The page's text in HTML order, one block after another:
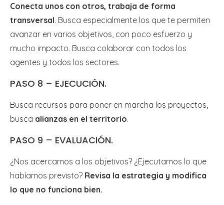
Conecta unos con otros, trabaja de forma
transversal. Busca especialmente los que te permiten
avanzar en varios objetivos, con poco esfuerzo y
mucho impacto. Busca colaborar con todos los
agentes y todos los sectores.
PASO 8 – EJECUCIÓN.
Busca recursos para poner en marcha los proyectos,
busca alianzas en el territorio.
PASO 9 – EVALUACIÓN.
¿Nos acercamos a los objetivos? ¿Ejecutamos lo que
habíamos previsto? Revisa la estrategia y modifica
lo que no funciona bien.